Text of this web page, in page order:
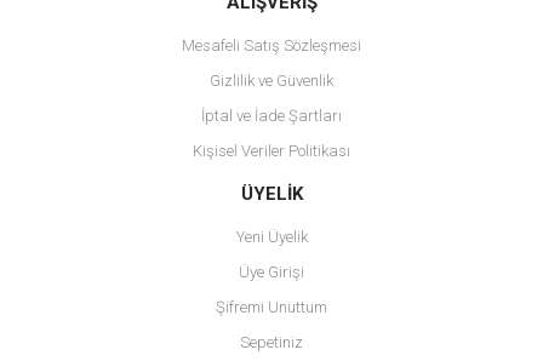
Gönder
Mesafeli Satış Sözleşmesi
Gizlilik ve Güvenlik
İptal ve İade Şartları
Kişisel Veriler Politikası
ÜYELİK
Yeni Üyelik
Üye Girişi
Şifremi Unuttum
Sepetiniz